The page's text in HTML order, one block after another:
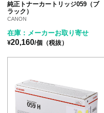
純正トナーカートリッジ059（ブ
ラック）
CANON
在庫：メーカーお取り寄せ
¥20,160/個（税抜）